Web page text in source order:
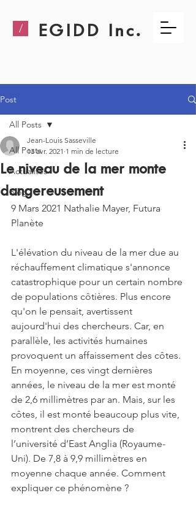
/ EGIDD Inc.
Post
All Posts
Actualités
Blog
All Posts
Le niveau de la mer monte
dangereusement
Jean-Louis Sasseville
13 avr. 2021 1 min de lecture
9 Mars 2021 Nathalie Mayer, Futura
Planète
L'élévation du niveau de la mer due au
réchauffement climatique s'annonce
catastrophique pour un certain nombre
de populations côtières. Plus encore
qu'on le pensait, avertissent
aujourd'hui des chercheurs. Car, en
parallèle, les activités humaines
provoquent un affaissement des côtes.
En moyenne, ces vingt dernières
années, le niveau de la mer est monté
de 2,6 millimètres par an. Mais, sur les
côtes, il est monté beaucoup plus vite,
montrent des chercheurs de
l’université d’East Anglia (Royaume-
Uni). De 7,8 à 9,9 millimètres en
moyenne chaque année. Comment
expliquer ce phénomène ?